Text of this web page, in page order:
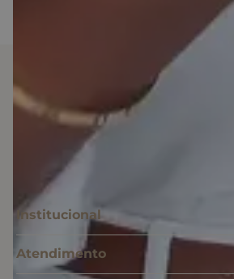
Institucional
Atendimento